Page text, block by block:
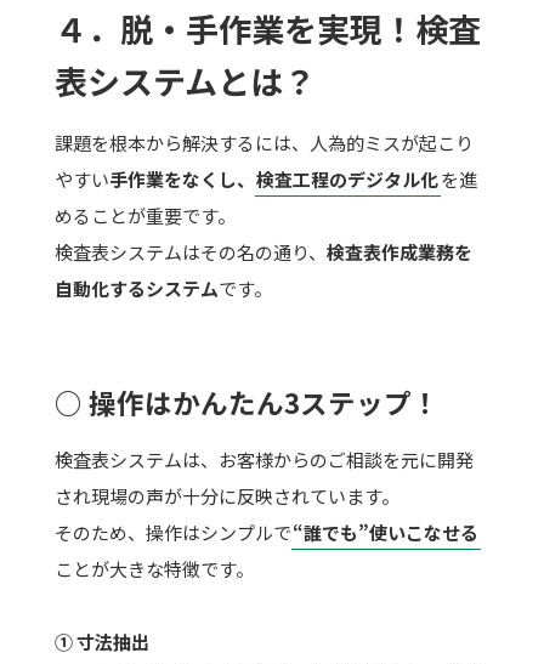
４．脱・手作業を実現！検査
表システムとは？
課題を根本から解決するには、人為的ミスが起こり
やすい手作業をなくし、 検査工程のデジタル化を進
めることが重要です。
検査表システムはその名の通り、 検査表作成業務を
自動化するシステムです。
○ 操作はかんたん3ステップ！
検査表システムは、お客様からのご相談を元に開発
され現場の声が十分に反映されています。
そのため、操作はシンプルで“誰でも”使いこなせる
ことが大きな特徴です。
① 寸法抽出